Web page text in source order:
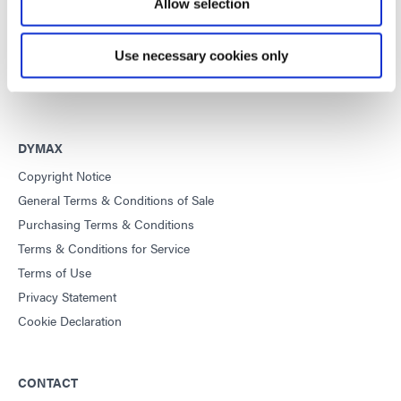
Allow selection
Use necessary cookies only
This site is protected by reCAPTCHA and theGoogle Privacy
apply.
DYMAX
Copyright Notice
General Terms & Conditions of Sale
Purchasing Terms & Conditions
Terms & Conditions for Service
Terms of Use
Privacy Statement
Cookie Declaration
CONTACT